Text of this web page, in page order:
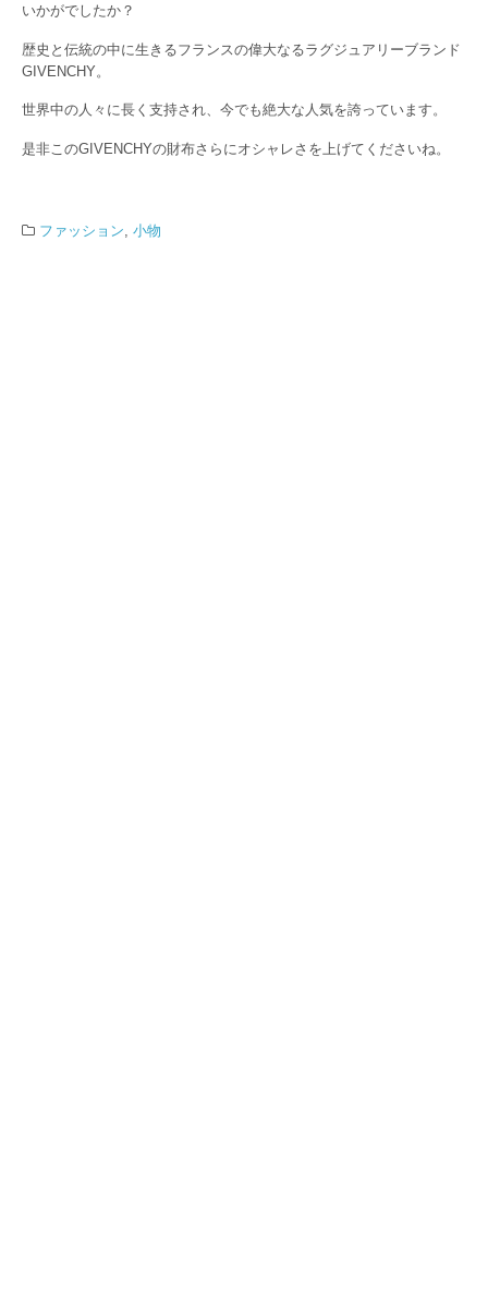
いかがでしたか？
歴史と伝統の中に生きるフランスの偉大なるラグジュアリーブランド
GIVENCHY。
世界中の人々に長く支持され、今でも絶大な人気を誇っています。
是非このGIVENCHYの財布さらにオシャレさを上げてくださいね。
ファッション, 小物